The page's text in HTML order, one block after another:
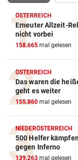
ÖSTERREICH
Erneuter Allzeit-
nicht vorbei
158.665 mal gelesen
ÖSTERREICH
Das waren die
geht es weiter
155.860 mal gelesen
NIEDERÖSTERREICH
500 Helfer
gegen Inferno
139.263 mal gelesen